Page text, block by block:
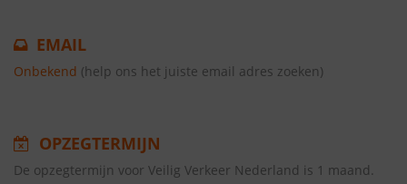
EMAIL
Onbekend (help ons het juiste email adres zoeken)
OPZEGTERMIJN
De opzegtermijn voor Veilig Verkeer Nederland is 1 maand.